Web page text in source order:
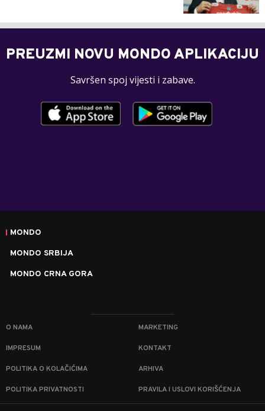
PREUZMI NOVU MONDO APLIKACIJU
Savršen spoj vijesti i zabave.
MONDO
MONDO SRBIJA
MONDO CRNA GORA
O NAMA MARKETING
IMPRESUM KONTAKT
POLITIKA O KOLAČIĆIMA ARHIVA
POLITIKA PRIVATNOSTI PRAVILA I USLOVI KORIŠĆENJA